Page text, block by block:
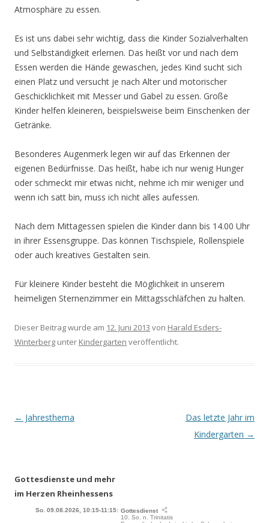
Atmosphäre zu essen.
Es ist uns dabei sehr wichtig, dass die Kinder Sozialverhalten
und Selbständigkeit erlernen. Das heißt vor und nach dem
Essen werden die Hände gewaschen, jedes Kind sucht sich
einen Platz und versucht je nach Alter und motorischer
Geschicklichkeit mit Messer und Gabel zu essen. Große
Kinder helfen kleineren, beispielsweise beim Einschenken der
Getränke.
Besonderes Augenmerk legen wir auf das Erkennen der
eigenen Bedürfnisse. Das heißt, habe ich nur wenig Hunger
oder schmeckt mir etwas nicht, nehme ich mir weniger und
wenn ich satt bin, muss ich nicht alles aufessen.
Nach dem Mittagessen spielen die Kinder dann bis 14.00 Uhr
in ihrer Essensgruppe. Das können Tischspiele, Rollenspiele
oder auch kreatives Gestalten sein.
Für kleinere Kinder besteht die Möglichkeit in unserem
heimeligen Sternenzimmer ein Mittagsschläfchen zu halten.
Dieser Beitrag wurde am 12. Juni 2013 von Harald Esders-
Winterberg unter Kindergarten veröffentlicht.
Beitrags-
← Jahresthema
Das letzte Jahr im
Kindergarten →
Gottesdienste und mehr
im Herzen Rheinhessens